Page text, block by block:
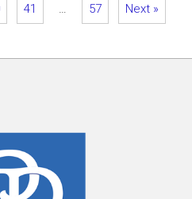
41 57 Next »